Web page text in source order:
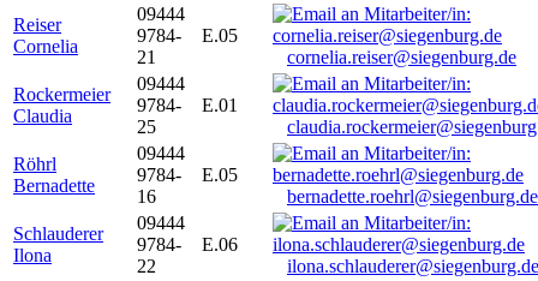
Reiser
Cornelia
09444
9784-
21
E.05
cornelia.reiser@siegenburg.de
Rockermeier
Claudia
09444
9784-
25
E.01
Röhrl
Bernadette
09444
9784-
16
E.05
bernadette.roehrl@siegenburg.de
Schlauderer
Ilona
09444
9784-
22
E.06
ilona.schlauderer@siegenburg.de